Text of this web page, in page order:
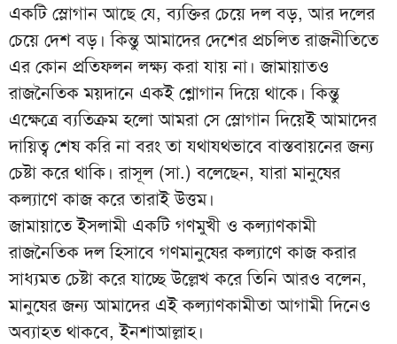
একটি স্লোগান আছে যে, ব্যক্তির চেয়ে দল বড়, আর দলের
চেয়ে দেশ বড়। কিন্তু আমাদের দেশের প্রচলিত রাজনীতিতে
এর কোন প্রতিফলন লক্ষ্য করা যায় না। জামায়াতও
রাজনৈতিক ময়দানে একই শ্লোগান দিয়ে থাকে। কিন্তু
এক্ষেত্রে ব্যতিক্রম হলো আমরা সে স্লোগান দিয়েই আমাদের
দায়িত্ব শেষ করি না বরং তা যথাযথভাবে বাস্তবায়নের জন্য
চেষ্টা করে থাকি। রাসূল (সা.) বলেছেন, যারা মানুষের
কল্যাণে কাজ করে তারাই উত্তম।
জামায়াতে ইসলামী একটি গণমুখী ও কল্যাণকামী
রাজনৈতিক দল হিসাবে গণমানুষের কল্যাণে কাজ করার
সাধ্যমত চেষ্টা করে যাচ্ছে উল্লেখ করে তিনি আরও বলেন,
মানুষের জন্য আমাদের এই কল্যাণকামীতা আগামী দিনেও
অব্যাহত থাকবে, ইনশাআল্লাহ।